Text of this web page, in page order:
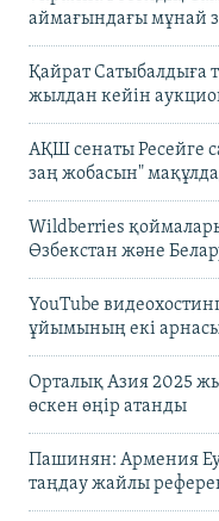
аймағындағы мұнай
Қайрат Сатыбалдыға
жылдан кейін
АҚШ сенаты Ресейге
заң жобасын"
Wildberries
Өзбекстан және
YouTube
ұйымының екі
Орталық Азия 2025
өскен өңір атанды
Пашинян: Армения
таңдау жайлы